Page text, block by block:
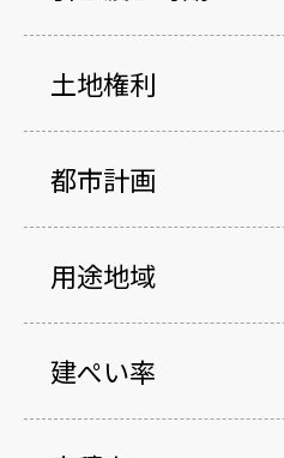
土地権利
都市計画
用途地域
建ぺい率